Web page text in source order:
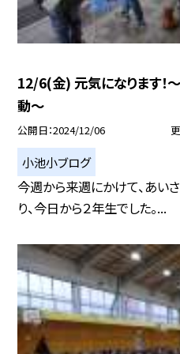
12/6(金) 元気になります！
動〜
公開日 2024/12/06
小池小ブログ
今週から来週にかけて、あい
り、今日から２年生でした。...